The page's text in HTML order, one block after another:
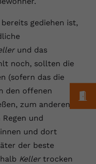
gediehen ist,
und das
noch, sollten die
(sofern das die
den offenen
zum anderen die
und
und dort
der beste
Kellertrocken
zu ermöglichen.
Cookie über
Videos und
statistische Daten.